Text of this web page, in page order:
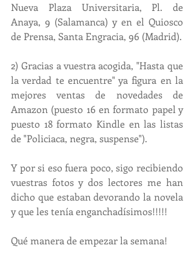
Nueva Plaza Universitaria, Pl. de
Anaya, 9 (Salamanca) y en el Quiosco
de Prensa, Santa Engracia, 96 (Madrid).
2) Gracias a vuestra acogida, "Hasta que
la verdad te encuentre" ya figura en la
mejores ventas de novedades de
Amazon (puesto 16 en formato papel y
puesto 18 formato Kindle en las listas
de "Policiaca, negra, suspense").
Y por si eso fuera poco, sigo recibiendo
vuestras fotos y dos lectores me han
dicho que estaban devorando la novela
y que les tenía enganchadísimos!!!!!
Qué manera de empezar la semana!